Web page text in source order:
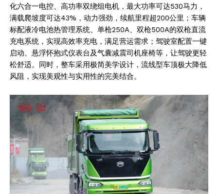
化六合一电控、高功率双绕组电机，最大功率可达530马力，
满载爬坡度可达43%，动力强劲，续航里程超200公里；车辆
标配液冷电池热管理系统、单枪250A、双枪500A的双枪直流
充电系统，实现高效率充电，满足营运需求；驾驶室配置一键
启动、悬浮怀抱式仪表台及气囊减震司机座椅等，让驾驶更轻
松舒适。同时，整车采用极简美学设计，流线型车顶极大降低
风阻，实现美观性与实用性的完美结合。